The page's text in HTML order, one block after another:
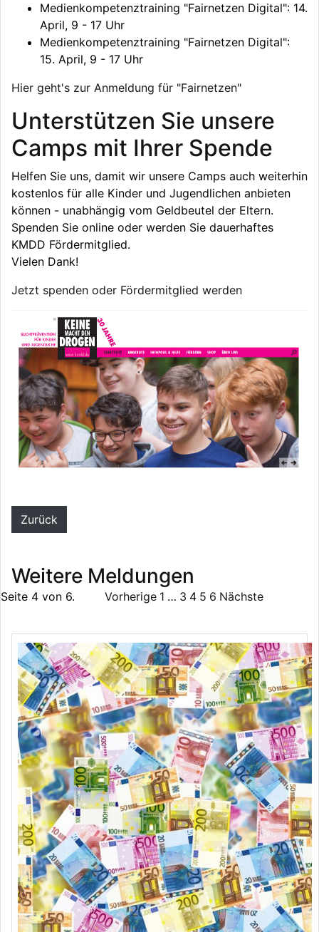
Medienkompetenztraining "Fairnetzen Digital": 14.
April, 9 - 17 Uhr
Medienkompetenztraining "Fairnetzen Digital":
15. April, 9 - 17 Uhr
Hier geht's zur Anmeldung für "Fairnetzen"
Unterstützen Sie unsere
Camps mit Ihrer Spende
Helfen Sie uns, damit wir unsere Camps auch weiterhin
kostenlos für alle Kinder und Jugendlichen anbieten
können - unabhängig vom Geldbeutel der Eltern.
Spenden Sie online oder werden Sie dauerhaftes
KMDD Fördermitglied.
Vielen Dank!
Jetzt spenden oder Fördermitglied werden
Zurück
Weitere Meldungen
Seite 4 von 6. Vorherige 1 … 3 4 5 6 Nächste